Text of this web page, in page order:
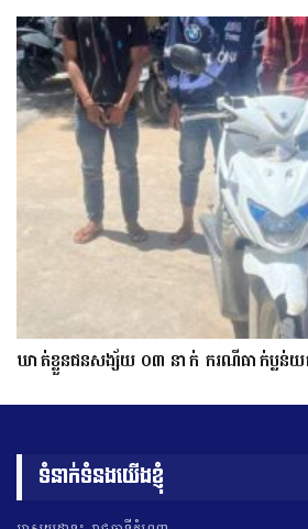
ឃាត់ខ្លួនជនសង្ស័យ ០៣ នាក់ ករណីធាក់ប្ល
ទំនាក់ទំនងយើងខ្ញុំ